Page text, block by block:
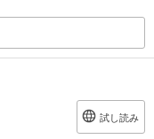
試し読み